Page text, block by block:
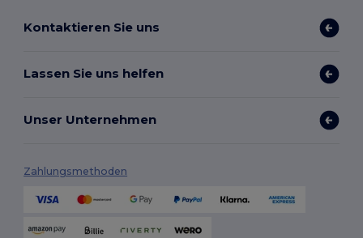
Kontaktieren Sie uns
Lassen Sie uns helfen
Unser Unternehmen
Zahlungsmethoden